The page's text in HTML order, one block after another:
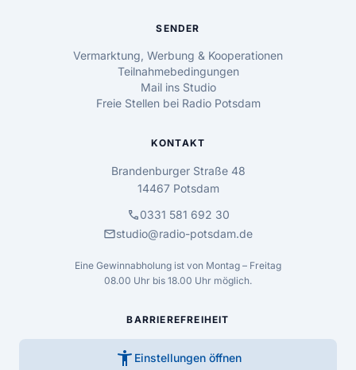
SENDER
Vermarktung, Werbung & Kooperationen
Teilnahmebedingungen
Mail ins Studio
Freie Stellen bei Radio Potsdam
KONTAKT
Brandenburger Straße 48
14467 Potsdam
call0331 581 692 30
mailstudio@radio-potsdam.de
Eine Gewinnabholung ist von Montag – Freitag
08.00 Uhr bis 18.00 Uhr möglich.
BARRIEREFREIHEIT
accessibility_new Einstellungen öffnen